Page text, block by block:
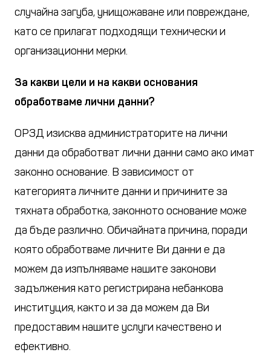
случайна загуба, унищожаване или повреждане,
като се прилагат подходящи технически и
организационни мерки.
За какви цели и на какви основания
обработваме лични данни?
ОРЗД изисква администраторите на лични
данни да обработват лични данни само ако имат
законно основание. В зависимост от
категорията личните данни и причините за
тяхната обработка, законното основание може
да бъде различно. Обичайната причина, поради
която обработваме личните Ви данни е да
можем да изпълняваме нашите законови
задължения като регистрирана небанкова
институция, както и за да можем да Ви
предоставим нашите услуги качествено и
ефективно.